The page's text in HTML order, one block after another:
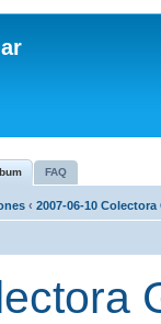
FAQ
‹ 2007-06-10 Colectora